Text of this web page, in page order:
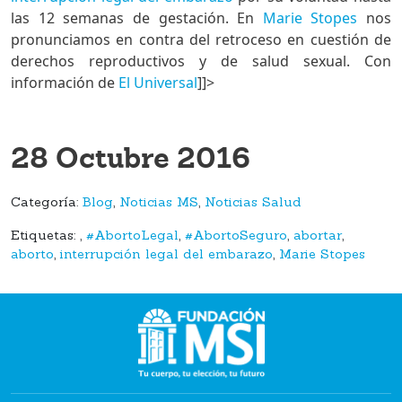
las 12 semanas de gestación. En Marie Stopes nos
pronunciamos en contra del retroceso en cuestión de
derechos reproductivos y de salud sexual. Con
información de El Universal]]>
28 Octubre 2016
Categoría: Blog, Noticias MS, Noticias Salud
Etiquetas: , #AbortoLegal, #AbortoSeguro, abortar,
aborto,interrupción legal del embarazo, Marie Stopes